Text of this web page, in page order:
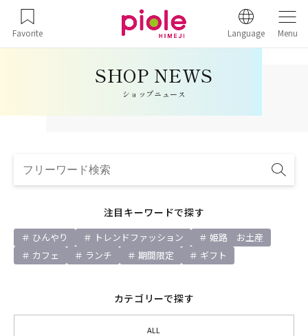
Favorite Language Menu
ショップニュース
注目キーワードで探す
ひんやり トレンドファッション
姫路 お土産
カフェ
ランチ 期間限定 ギフト
カテゴリーで探す
ALL